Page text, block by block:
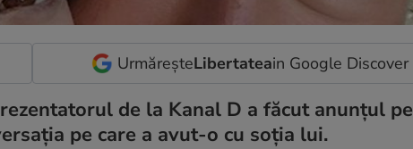
UrmăreșteLibertateain Google Discover
de la Kanal D a făcut anunțul pe
pe care a avut-o cu soția lui.